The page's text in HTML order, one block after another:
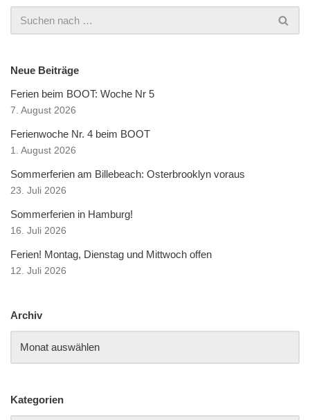
Neue Beiträge
Ferien beim BOOT: Woche Nr 5
7. August 2026
Ferienwoche Nr. 4 beim BOOT
1. August 2026
Sommerferien am Billebeach: Osterbrooklyn voraus
23. Juli 2026
Sommerferien in Hamburg!
16. Juli 2026
Ferien! Montag, Dienstag und Mittwoch offen
12. Juli 2026
Archiv
Kategorien